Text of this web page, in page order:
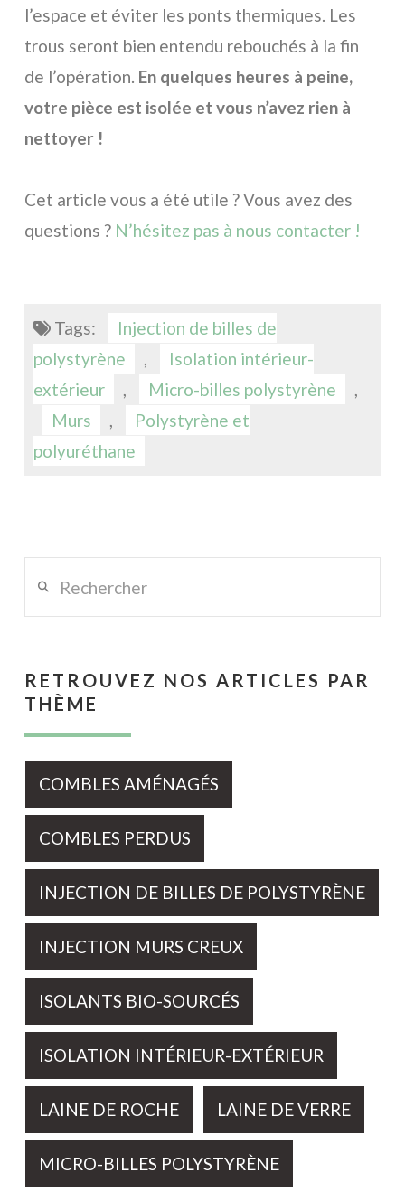
l’espace et éviter les ponts thermiques. Les
trous seront bien entendu rebouchés à la fin
de l’opération. En quelques heures à peine,
votre pièce est isolée et vous n’avez rien à
nettoyer !
Cet article vous a été utile ? Vous avez des
questions ? N’hésitez pas à nous contacter !
Tags:
Injection de billes de
polystyrène
,
Isolation intérieur-
extérieur
, Micro-billes polystyrène
,
Murs
,
Polystyrène et
polyuréthane
RETROUVEZ NOS ARTICLES PAR
THÈME
COMBLES AMÉNAGÉS
COMBLES PERDUS
INJECTION DE BILLES DE POLYSTYRÈNE
INJECTION MURS CREUX
ISOLANTS BIO-SOURCÉS
ISOLATION INTÉRIEUR-EXTÉRIEUR
LAINE DE ROCHE LAINE DE VERRE
MICRO-BILLES POLYSTYRÈNE